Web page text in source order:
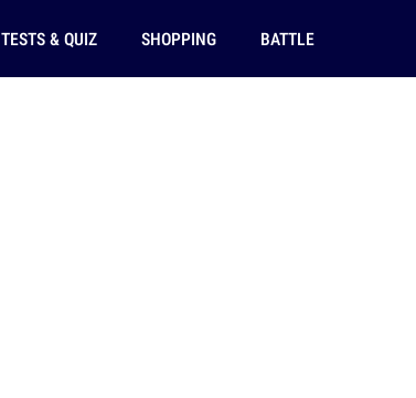
TESTS & QUIZ SHOPPING BATTLE